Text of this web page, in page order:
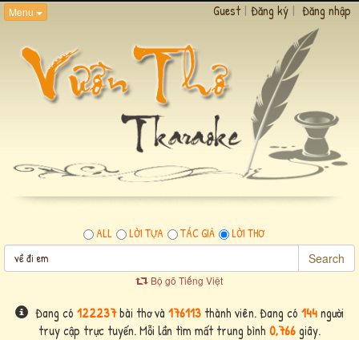
Menu Guest | Đăng ký | Đăng nhập
ALL LỜI TỰA TÁC GIẢ LỜI THƠ
Search
Bộ gõ Tiếng Việt
Đang có 122237bài thơ và 176113 thành viên. Đang có 144người
truy cập trực tuyến. Mỗi lần tìm mất trung bình 0,766giây.